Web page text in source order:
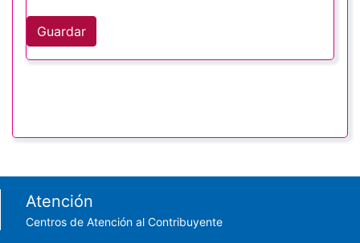
Guardar
Footer menu
Atención
Centros de Atención al Contribuyente